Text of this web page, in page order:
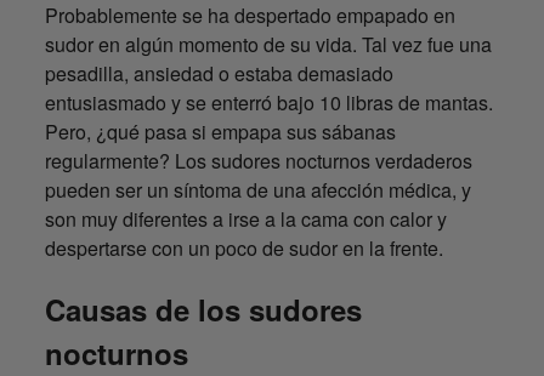
Probablemente se ha despertado empapado en
sudor en algún momento de su vida. Tal vez fue una
pesadilla, ansiedad o estaba demasiado
entusiasmado y se enterró bajo 10 libras de mantas.
Pero, ¿qué pasa si empapa sus sábanas
regularmente? Los sudores nocturnos verdaderos
pueden ser un síntoma de una afección médica, y
son muy diferentes a irse a la cama con calor y
despertarse con un poco de sudor en la frente.
Causas de los sudores
nocturnos